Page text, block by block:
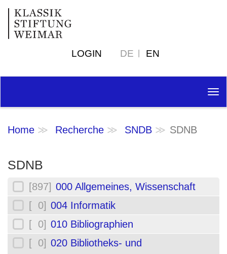
LOGIN DE EN
Home Recherche SNDB SDNB
SDNB
[897] 000 Allgemeines, Wissenschaft
[ 0] 004 Informatik
[ 0] 010 Bibliographien
[ 0] 020 Bibliotheks- und